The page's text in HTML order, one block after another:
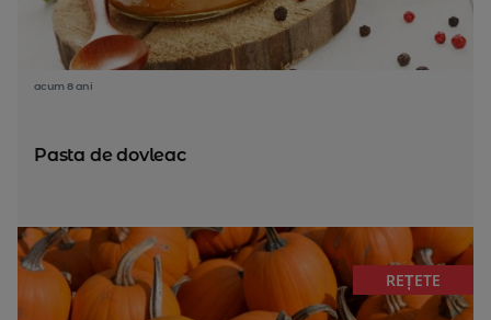
acum 8 ani
Pasta de dovleac
REȚETE